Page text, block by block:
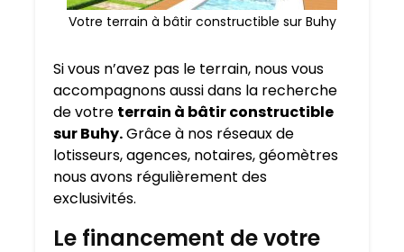
Votre terrain à bâtir constructible sur Buhy
Si vous n’avez pas le terrain, nous vous
accompagnons aussi dans la recherche
de votre terrain à bâtir constructible
sur Buhy.Grâce à nos réseaux de
lotisseurs, agences, notaires, géomètres
nous avons régulièrement des
exclusivités.
Le financement de votre